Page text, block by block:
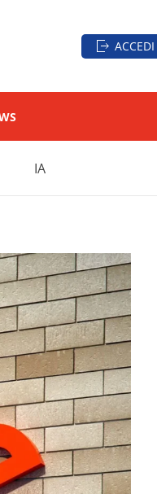
ACCEDI
IA